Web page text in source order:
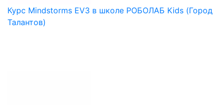
Курс Mindstorms EV3 в школе РОБОЛАБ Kids (Город
Талантов)